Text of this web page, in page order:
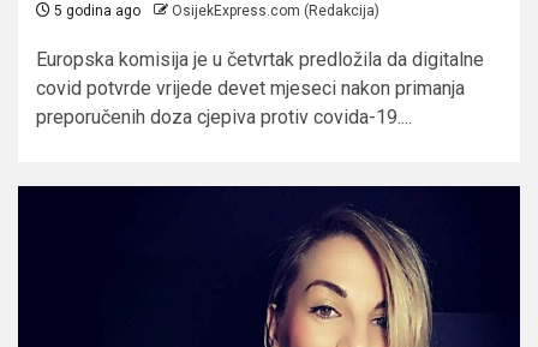
5 godina ago OsijekExpress.com (Redakcija)
Europska komisija je u četvrtak predložila da digitalne
covid potvrde vrijede devet mjeseci nakon primanja
preporučenih doza cjepiva protiv covida-19....